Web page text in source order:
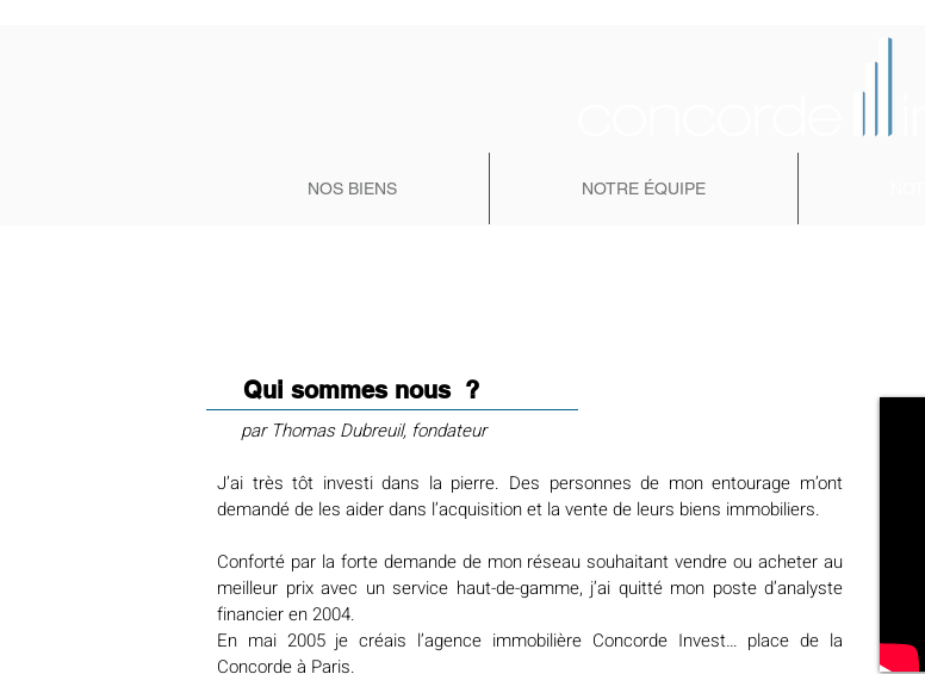
NOS BIENS NOTRE ÉQUIPE
Qui sommes nous ?
par Thomas Dubreuil, fondateur
J’ai très tôt investi dans la pierre. Des personnes de mon entourage m’ont
demandé de les aider dans l’acquisition et la vente de leurs biens immobiliers.
Conforté par la forte demande de mon réseau souhaitant vendre ou acheter au
meilleur prix avec un service haut-de-gamme, j’ai quitté mon poste d’analyste
financier en 2004.
En mai 2005 je créais l’agence immobilière Concorde Invest… place de la
Concorde à Paris.